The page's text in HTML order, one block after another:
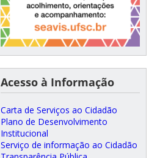
Acesso à Informação
Carta de Serviços ao Cidadão
Plano de Desenvolvimento
Institucional
Serviço de informação ao Cidadão